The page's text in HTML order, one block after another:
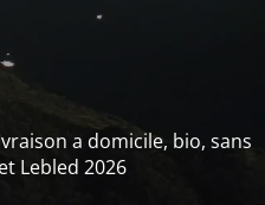
a domicile, bio, sans
Lebled 2026